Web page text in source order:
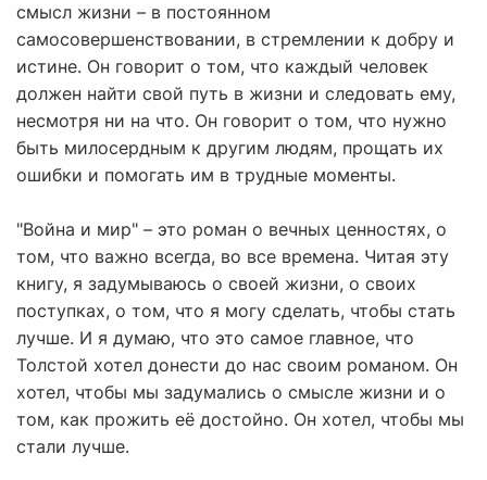
смысл жизни – в постоянном
самосовершенствовании, в стремлении к добру и
истине. Он говорит о том, что каждый человек
должен найти свой путь в жизни и следовать ему,
несмотря ни на что. Он говорит о том, что нужно
быть милосердным к другим людям, прощать их
ошибки и помогать им в трудные моменты.
"Война и мир" – это роман о вечных ценностях, о
том, что важно всегда, во все времена. Читая эту
книгу, я задумываюсь о своей жизни, о своих
поступках, о том, что я могу сделать, чтобы стать
лучше. И я думаю, что это самое главное, что
Толстой хотел донести до нас своим романом. Он
хотел, чтобы мы задумались о смысле жизни и о
том, как прожить её достойно. Он хотел, чтобы мы
стали лучше.